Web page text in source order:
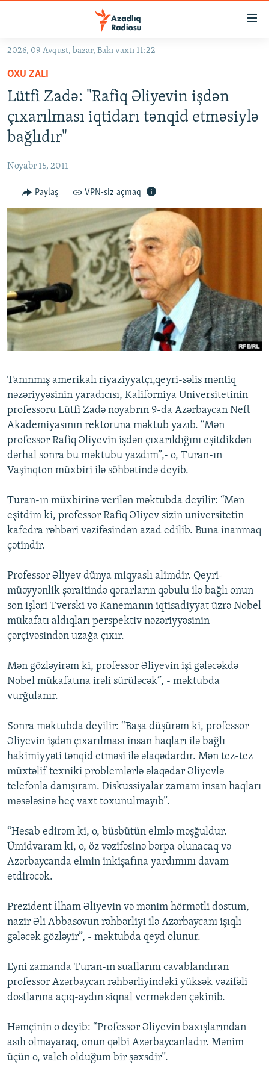
Əsas
qayıt
Əsas
naviqasiyaya
qayıt
Axtarışa
#İZAHLA
KORRUPSIOMETR
#ƏSLINDƏ
QANUNI DOĞRU
ARAŞDIRMA
MULTIMEDIA
VIDEO
FOTOQALEREYA
İNFOQRAFIKA
KARIKATURA
RADIO ARXIV
OXU ZALI
AZƏRBAYCAN ƏDƏBIYYATI KITABXANASI
İSLAM VƏ DEMOKRATIYA
İZ - MƏDƏNIYYƏT PROQRAMI
HAQQIMIZDA
MISSIYAMIZ
PEŞƏ ETIKASI VƏ JURNALISTIKA STANDARTLARIMIZ
MATERIALLARIMIZDAN ISTIFADƏ
AZADLIQRADIOSU MOBIL TELEFONUNUZDA
XƏBƏR BÜLLETENLƏRIMIZ
BIZI IZLƏ
RFE/RL-in bütün saytları
2026, 09 Avqust, bazar, Bakı vaxtı 11:22
OXU ZALI
Lütfi Zadə: "Rafiq Əliyevin işdən
çıxarılması iqtidarı tənqid etməsiylə
bağlıdır"
Noyabr 15, 2011
Paylaş VPN-siz açmaq
Tanınmış amerikalı riyaziyyatçı,qeyri-səlis məntiq
nəzəriyyəsinin yaradıcısı, Kaliforniya Universitetinin
professoru Lütfi Zadə noyabrın 9-da Azərbaycan Neft
Akademiyasının rektoruna məktub yazıb. “Mən
professor Rafiq Əliyevin işdən çıxarıldığını eşitdikdən
dərhal sonra bu məktubu yazdım”,- o, Turan-ın
Vaşinqton müxbiri ilə söhbətində deyib.
Turan-ın müxbirinə verilən məktubda deyilir: “Mən
eşitdim ki, professor Rafiq ƏIiyev sizin universitetin
kafedra rəhbəri vəzifəsindən azad edilib. Buna inanmaq
çətindir.
Professor Əliyev dünya miqyaslı alimdir. Qeyri-
müəyyənlik şəraitində qərarların qəbulu ilə bağlı onun
son işləri Tverski və Kanemanın iqtisadiyyat üzrə Nobel
mükafatı aldıqları perspektiv nəzəriyyəsinin
çərçivəsindən uzağa çıxır.
Mən gözləyirəm ki, professor Əliyevin işi gələcəkdə
Nobel mükafatına irəli sürüləcək”, - məktubda
vurğulanır.
Sonra məktubda deyilir: “Başa düşürəm ki, professor
Əliyevin işdən çıxarılması insan haqları ilə bağlı
hakimiyyəti tənqid etməsi ilə əlaqədardır. Mən tez-tez
müxtəlif texniki problemlərlə əlaqədar Əliyevlə
telefonla danışıram. Diskussiyalar zamanı insan haqları
məsələsinə heç vaxt toxunulmayıb”.
“Hesab edirəm ki, o, büsbütün elmlə məşğuldur.
Ümidvaram ki, o, öz vəzifəsinə bərpa olunacaq və
Azərbaycanda elmin inkişafına yardımını davam
etdirəcək.
Prezident İlham Əliyevin və mənim hörmətli dostum,
nazir Əli Abbasovun rəhbərliyi ilə Azərbaycanı işıqlı
gələcək gözləyir”, - məktubda qeyd olunur.
Eyni zamanda Turan-ın suallarını cavablandıran
professor Azərbaycan rəhbərliyindəki yüksək vəzifəli
dostlarına açıq-aydın siqnal verməkdən çəkinib.
Həmçinin o deyib: “Professor Əliyevin baxışlarından
asılı olmayaraq, onun qəlbi Azərbaycanladır. Mənim
üçün o, valeh olduğum bir şəxsdir”.